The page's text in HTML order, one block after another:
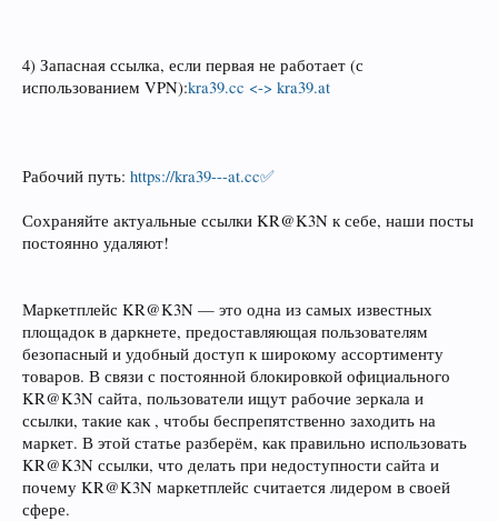
4) Запасная ссылка, если первая не работает (с
использованием VPN):kra39.cc <-> kra39.at
Рабочий путь: https://kra39---at.cc✅
Сохраняйте актуальные ссылки KR@K3N к себе, наши посты
постоянно удаляют!
Маркетплейс KR@K3N — это одна из самых известных
площадок в даркнете, предоставляющая пользователям
безопасный и удобный доступ к широкому ассортименту
товаров. В связи с постоянной блокировкой официального
KR@K3N сайта, пользователи ищут рабочие зеркала и
ссылки, такие как , чтобы беспрепятственно заходить на
маркет. В этой статье разберём, как правильно использовать
KR@K3N ссылки, что делать при недоступности сайта и
почему KR@K3N маркетплейс считается лидером в своей
сфере.